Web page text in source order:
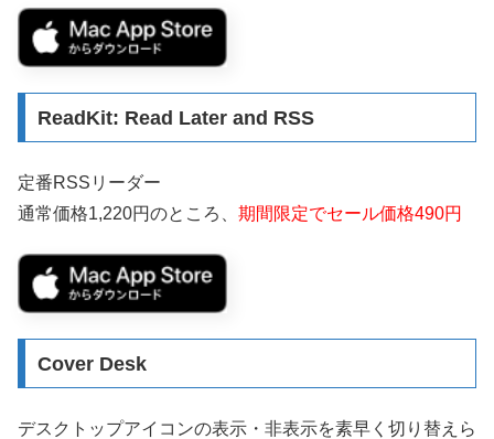
ReadKit: Read Later and RSS
定番RSSリーダー
通常価格1,220円のところ、 期間限定でセール価格490円
Cover Desk
デスクトップアイコンの表示・非表示を素早く切り替えら